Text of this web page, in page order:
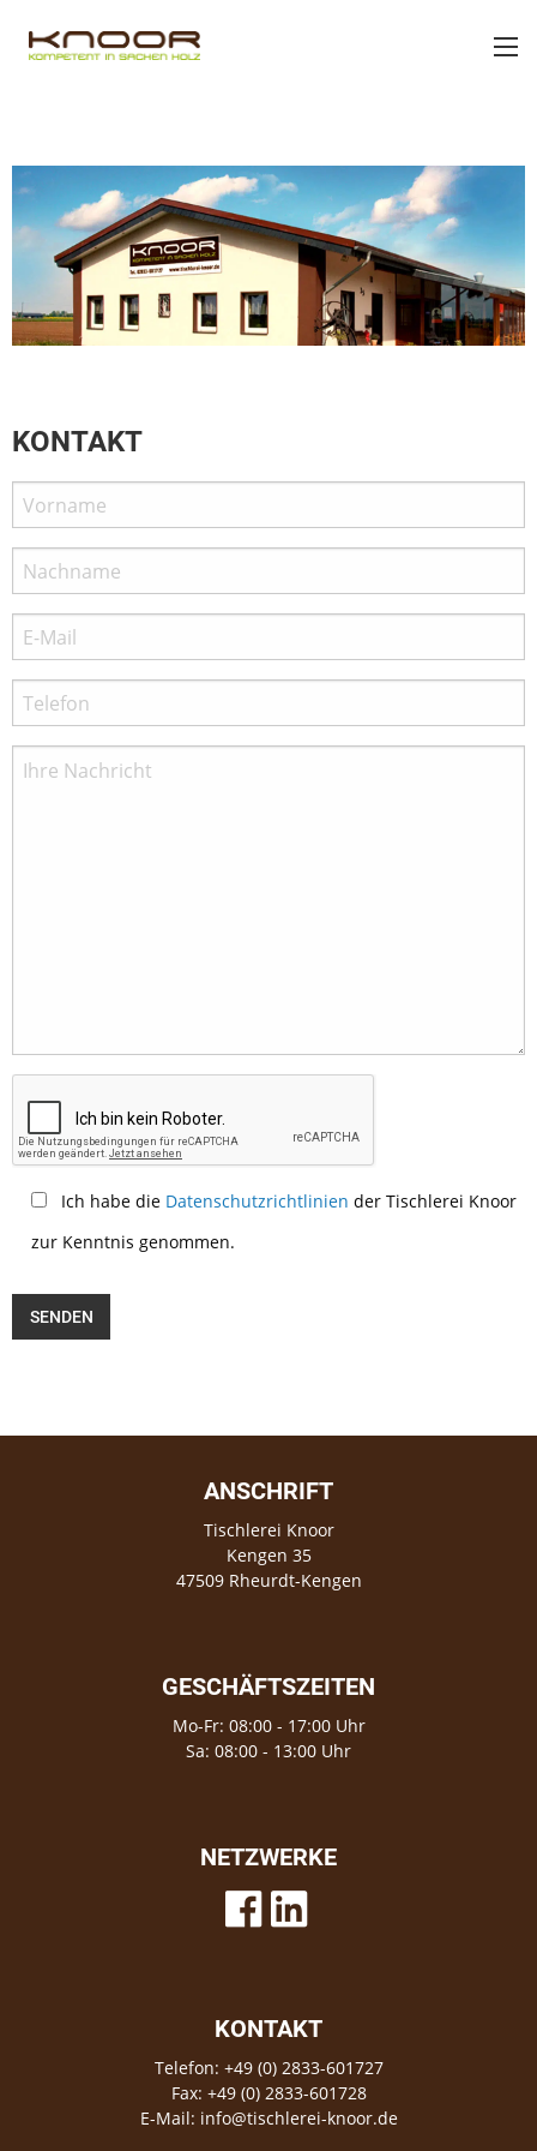
KONTAKT
Ich habe die Datenschutzrichtlinien der Tischlerei Knoor
zur Kenntnis genommen.
ANSCHRIFT
Tischlerei Knoor
Kengen 35
47509 Rheurdt-Kengen
GESCHÄFTSZEITEN
Mo-Fr: 08:00 - 17:00 Uhr
Sa: 08:00 - 13:00 Uhr
NETZWERKE
KONTAKT
Telefon: +49 (0) 2833-601727
Fax: +49 (0) 2833-601728
E-Mail: info@tischlerei-knoor.de